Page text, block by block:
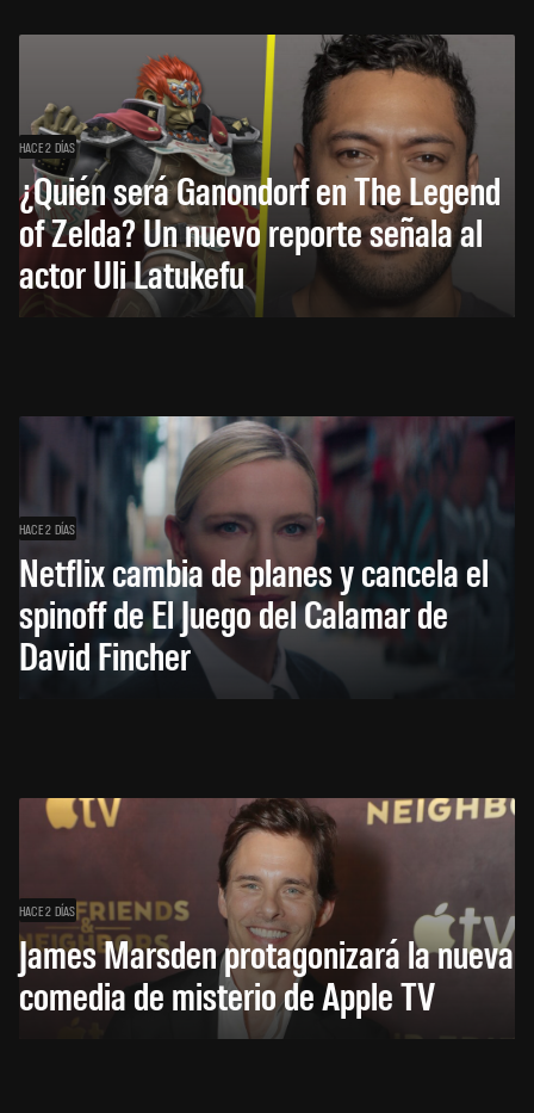
HACE 2 DÍAS
¿Quién será Ganondorf en The Legend
of Zelda? Un nuevo reporte señala al
actor Uli Latukefu
HACE 2 DÍAS
Netflix cambia de planes y cancela el
spinoff de El Juego del Calamar de
David Fincher
HACE 2 DÍAS
James Marsden protagonizará la nueva
comedia de misterio de Apple TV